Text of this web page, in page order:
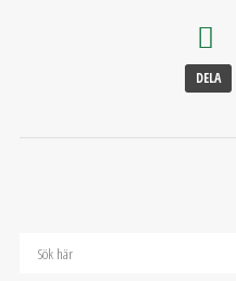
DELA